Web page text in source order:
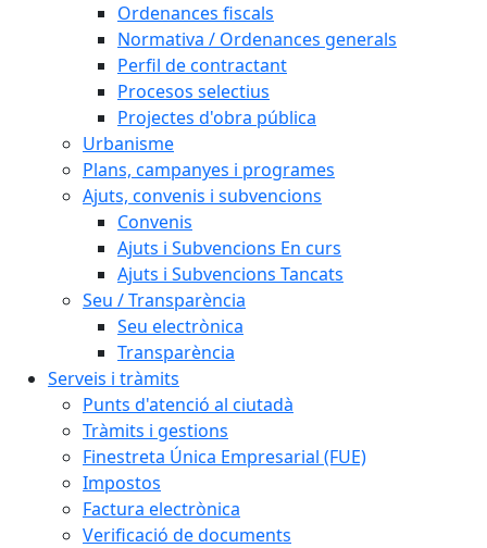
Ordenances fiscals
Normativa / Ordenances generals
Perfil de contractant
Procesos selectius
Projectes d'obra pública
Urbanisme
Plans, campanyes i programes
Ajuts, convenis i subvencions
Convenis
Ajuts i Subvencions En curs
Ajuts i Subvencions Tancats
Seu / Transparència
Seu electrònica
Transparència
Serveis i tràmits
Punts d'atenció al ciutadà
Tràmits i gestions
Finestreta Única Empresarial (FUE)
Impostos
Factura electrònica
Verificació de documents